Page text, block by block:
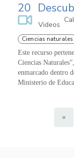
20
Videos
Ciencias naturales
Este recurso
Ciencias
enmarcado dentro
Ministerio de
«